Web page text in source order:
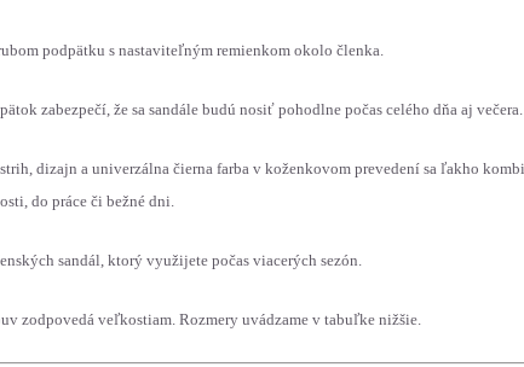
podpätku s nastaviteľným remienkom okolo členka.
zabezpečí, že sa sandále budú nosiť pohodlne počas celého dňa aj večera.
dizajn a univerzálna čierna farba v koženkovom prevedení sa ľakho
do práce či bežné dni.
sandál, ktorý využijete počas viacerých sezón.
zodpovedá veľkostiam. Rozmery uvádzame v tabuľke nižšie.